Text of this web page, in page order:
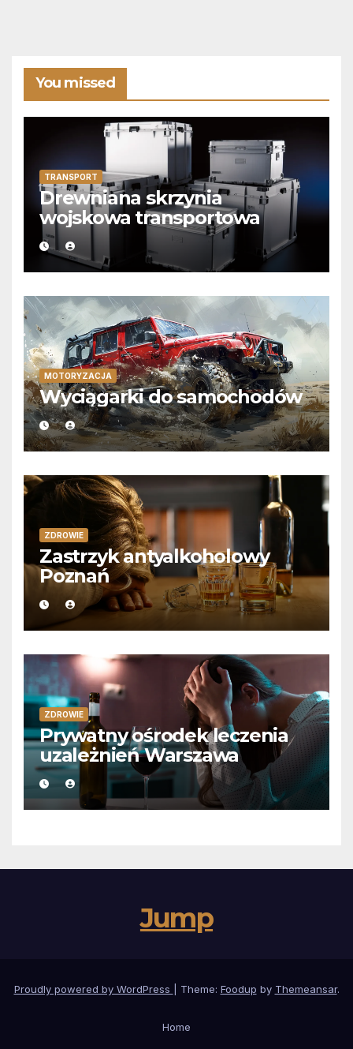
You missed
TRANSPORT
Drewniana skrzynia
wojskowa transportowa
MOTORYZACJA
Wyciągarki do samochodów
ZDROWIE
Zastrzyk antyalkoholowy
Poznań
ZDROWIE
Prywatny ośrodek leczenia
uzależnień Warszawa
Jump
Proudly powered by WordPress Theme: Foodup by Themeansar.
Home